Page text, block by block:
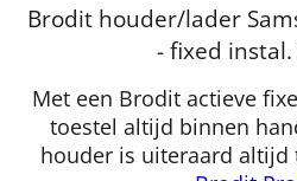
Brodit houder/lader
- fixed
Met een Brodit actieve
toestel altijd binnen
houder is uiteraard altijd